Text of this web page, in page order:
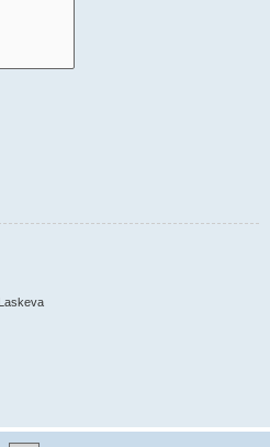
Laskeva